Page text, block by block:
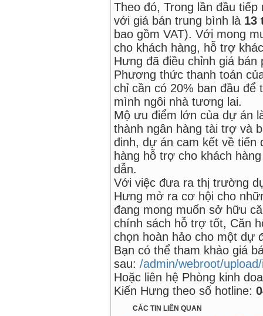
Theo đó, Trong lần đầu
với giá bán trung bình là 13
bao gồm VAT). Với mong
cho khách hàng, hỗ trợ
Hưng đã điều chỉnh giá
Phương thức thanh toán
chỉ cần có 20% ban đầu để
mình ngôi nhà tương lai.
Mộ ưu điểm lớn của dự án
thành ngân hàng tài trợ và
đinh, dự án cam kết về tiến
hàng hỗ trợ cho khách
dẫn.
Với việc đưa ra thị trường
Hưng mở ra cơ hội cho
đang mong muốn sở hữu
chính sách hỗ trợ tốt, Căn
chọn hoàn hảo cho một dự
Bạn có thể tham khảo giá
sau: /admin/webroot/
Hoặc liên hệ Phòng kinh
Kiến Hưng theo số hotline:
CÁC TIN LIÊN QUAN